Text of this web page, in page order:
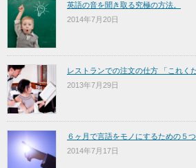
英語の音を聞き取る究極の方法。
2014年7月20日
レストランでの注文の仕方 「これく
2013年7月29日
６ヶ月で言語をモノにするための５
2014年7月17日